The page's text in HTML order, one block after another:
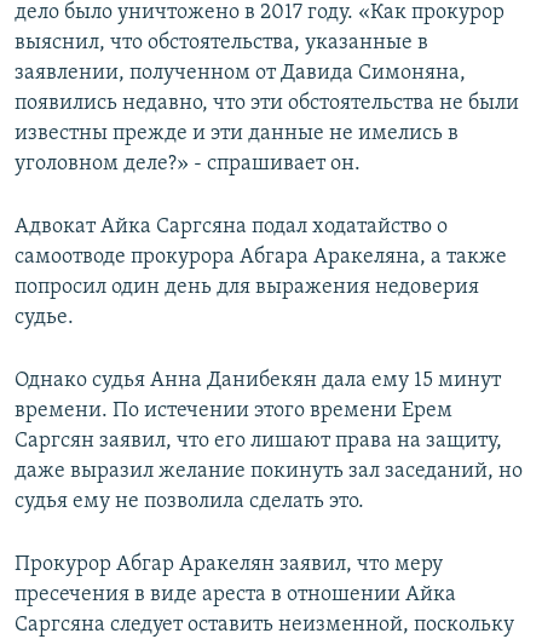
дело было уничтожено в 2017 году. «Как прокурор
выяснил, что обстоятельства, указанные в
заявлении, полученном от Давида Симоняна,
появились недавно, что эти обстоятельства не были
известны прежде и эти данные не имелись в
уголовном деле?» - спрашивает он.
Адвокат Айка Саргсяна подал ходатайство о
самоотводе прокурора Абгара Аракеляна, а также
попросил один день для выражения недоверия
судье.
Однако судья Анна Данибекян дала ему 15 минут
времени. По истечении этого времени Ерем
Саргсян заявил, что его лишают права на защиту,
даже выразил желание покинуть зал заседаний, но
судья ему не позволила сделать это.
Прокурор Абгар Аракелян заявил, что меру
пресечения в виде ареста в отношении Айка
Саргсяна следует оставить неизменной, поскольку